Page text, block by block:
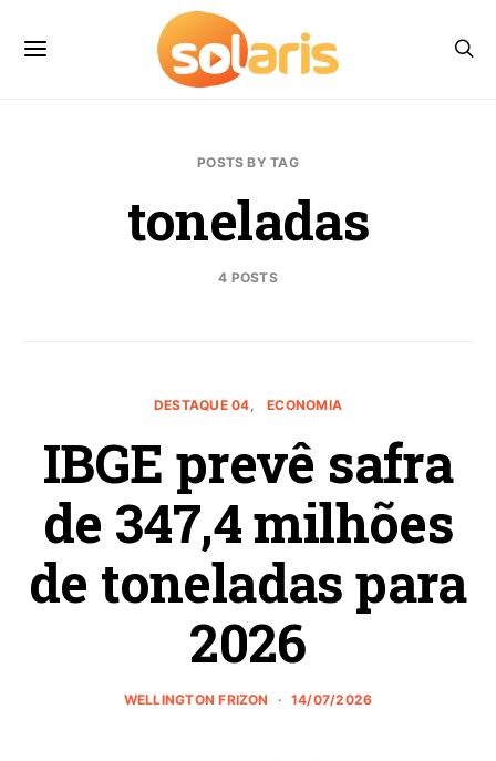
POSTS BY TAG
toneladas
4 POSTS
DESTAQUE 04 ECONOMIA
IBGE prevê safra
de 347,4 milhões
de toneladas para
2026
WELLINGTON FRIZON 14/07/2026